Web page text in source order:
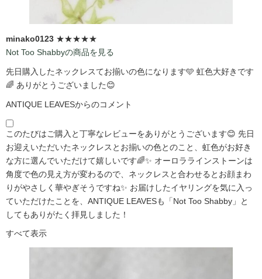
minako0123 ★★★★★
Not Too Shabbyの商品を見る
先日購入したネックレスてお揃いの色になります🩵 虹色大好きです
🌈 ありがとうございました😊
ANTIQUE LEAVESからのコメント
このたびはご購入と丁寧なレビューをありがとうございます😊 先日
お迎えいただいたネックレスとお揃いの色とのこと、虹色がお好き
な方に選んでいただけて嬉しいです🌈✨ オーロララインストーンは
角度で色の見え方が変わるので、ネックレスと合わせるとお顔まわ
りがやさしく華やぎそうですね✨ お届けしたイヤリングを気に入っ
ていただけたことを、ANTIQUE LEAVESも「Not Too Shabby」と
してもありがたく拝見しました！
すべて表示